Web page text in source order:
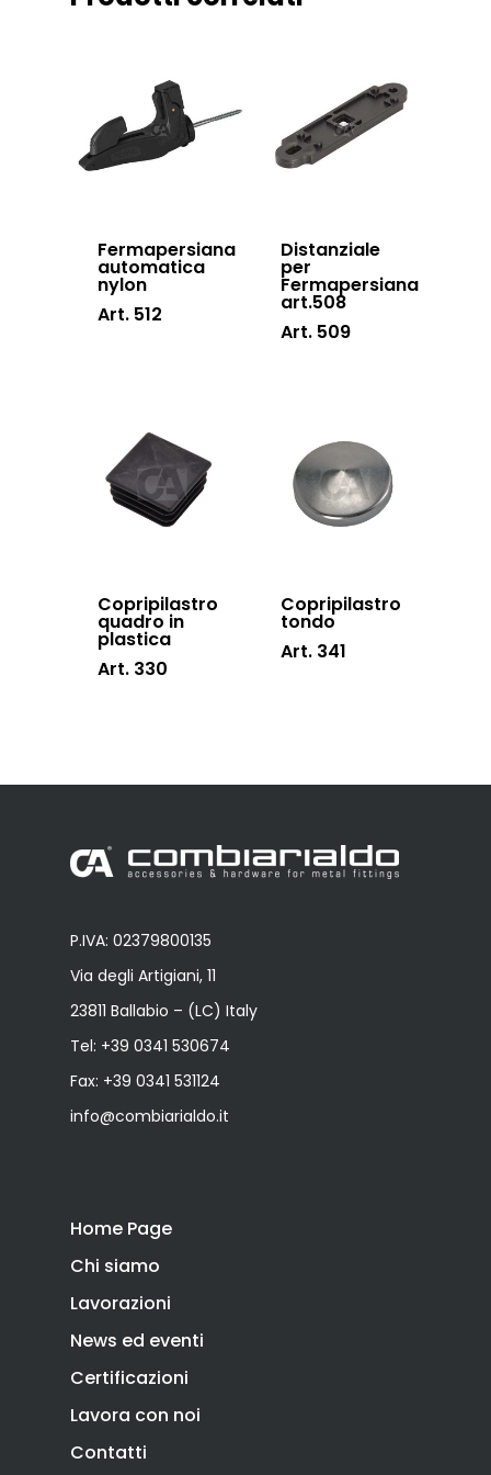
Fermapersiana
automatica
nylon
Art. 512
Distanziale
per
Fermapersiana
art.508
Art. 509
Copripilastro
quadro in
plastica
Art. 330
Copripilastro
tondo
Art. 341
P.IVA: 02379800135
Via degli Artigiani, 11
23811 Ballabio – (LC) Italy
Tel: +39 0341 530674
Fax: +39 0341 531124
info@combiarialdo.it
Home Page
Chi siamo
Lavorazioni
News ed eventi
Certificazioni
Lavora con noi
Contatti
Accessori
sospesi
Swing gates
Hardware
Inox